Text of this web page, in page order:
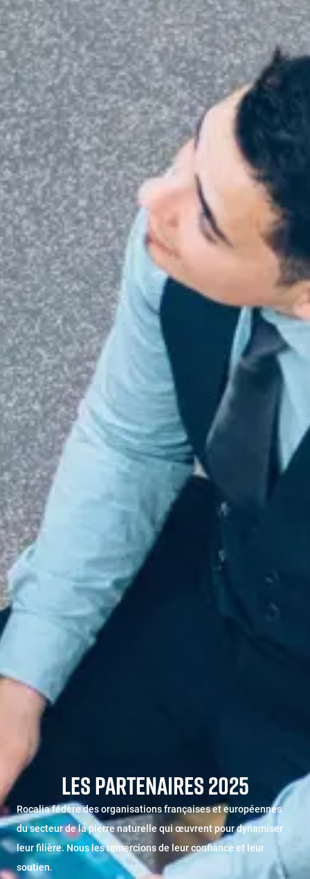
LES PARTENAIRES 2025
Rocalia fédère des organisations françaises et européennes
du secteur de la pierre naturelle qui œuvrent pour dynamiser
leur filière. Nous les remercions de leur confiance et leur
soutien.